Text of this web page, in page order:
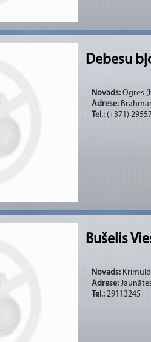
Debesu
Novads: Ogres
Adrese:
Tel.: (+371)
Bušelis
Novads:
Adrese:
Tel.: 29113245